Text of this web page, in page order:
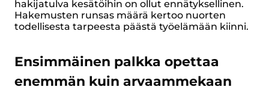
hakijatulva kesätöihin on ollut ennätyksellinen.
Hakemusten runsas määrä kertoo nuorten
todellisesta tarpeesta päästä työelämään kiinni.
Ensimmäinen palkka opettaa
enemmän kuin arvaammekaan